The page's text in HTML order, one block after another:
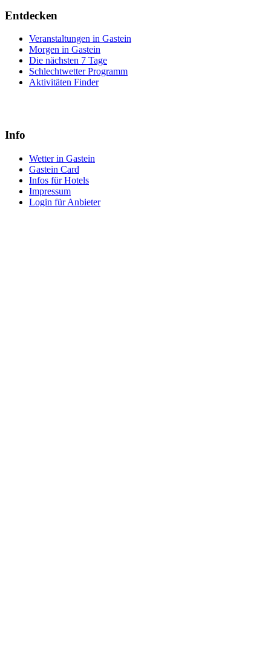
Entdecken
Veranstaltungen in Gastein
Morgen in Gastein
Die nächsten 7 Tage
Schlechtwetter Programm
Aktivitäten Finder
Info
Wetter in Gastein
Gastein Card
Infos für Hotels
Impressum
Login für Anbieter